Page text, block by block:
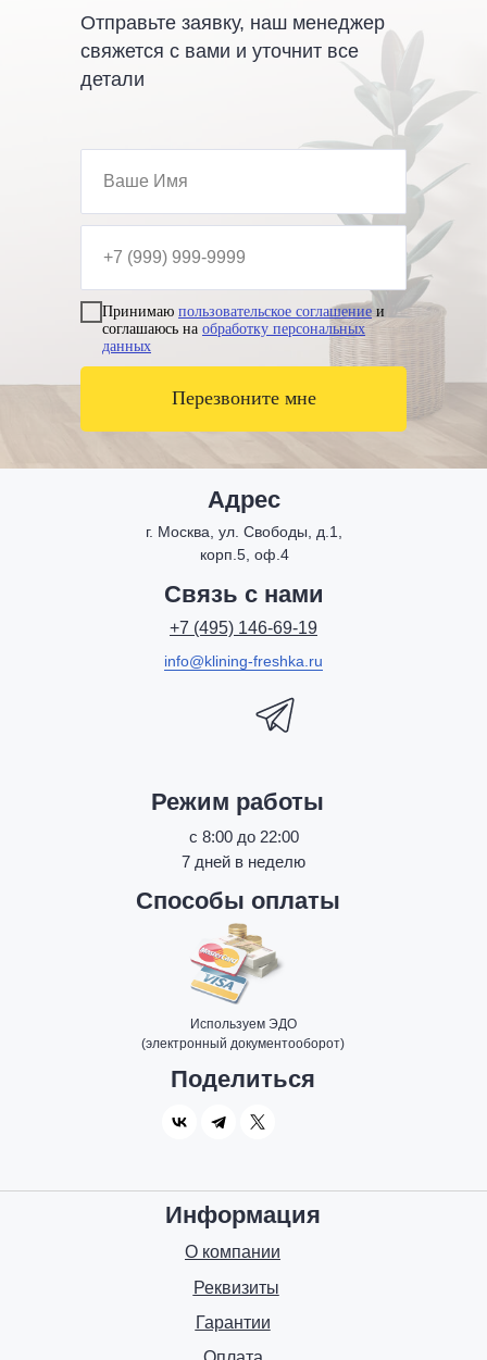
Принимаю пользовательское соглашение и
соглашаюсь на обработку персональных
данных
Перезвоните мне
Отправьте заявку, наш менеджер
свяжется с вами и уточнит все
детали
+7 (495) 146-69-19
info@klining-freshka.ru
г. Москва, ул. Свободы, д.1,
корп.5, оф.4
Режим работы
Адрес
Связь с нами
с 8:00 до 22:00
7 дней в неделю
Информация
О компании
Поделиться
Используем ЭДО
(электронный документооборот)
Способы оплаты
Реквизиты
Гарантии